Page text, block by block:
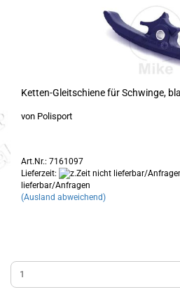
Ketten-Gleitschiene für Schwinge,
von Polisport
Art.Nr.: 7161097
Lieferzeit:
lieferbar/Anfragen
(Ausland abweichend)